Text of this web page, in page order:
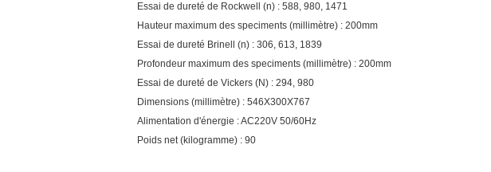
Essai de dureté de Rockwell (n) : 588, 980, 1471
Hauteur maximum des speciments (millimètre) : 200mm
Essai de dureté Brinell (n) : 306, 613, 1839
Profondeur maximum des speciments (millimètre) : 200mm
Essai de dureté de Vickers (N) : 294, 980
Dimensions (millimètre) : 546X300X767
Alimentation d'énergie : AC220V 50/60Hz
Poids net (kilogramme) : 90